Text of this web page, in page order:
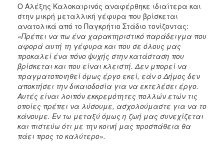
Ο Αλέξης Καλοκαιρινός αναφέρθηκε ιδιαίτερα και
στην μικρή μεταλλική γέφυρα που βρίσκεται
ανατολικά από το Παγκρήτιο Στάδιο τονίζοντας:
«Πρέπει να πω ένα χαρακτηριστικό παράδειγμα που
αφορά αυτή τη γέφυρα και που σε όλους μας
προκαλεί ένα πόνο ψυχής στην κατάσταση που
βρίσκεται και που είναι κλειστή. Δεν μπορεί να
πραγματοποιηθεί όμως έργο εκεί, εάν ο Δήμος δεν
αποκτήσει την δικαιοδοσία για να εκτελέσει έργο.
Αυτές είναι λοιπόν εκκρεμότητες πολλών ετών τις
οποίες πρέπει να λύσουμε, ασχολούμαστε για να το
κάνουμε. Εν τω μεταξύ όμως η ζωή μας συνεχίζεται
και πιστεύω ότι με την κοινή μας προσπάθεια θα
πάει προς το καλύτερο».